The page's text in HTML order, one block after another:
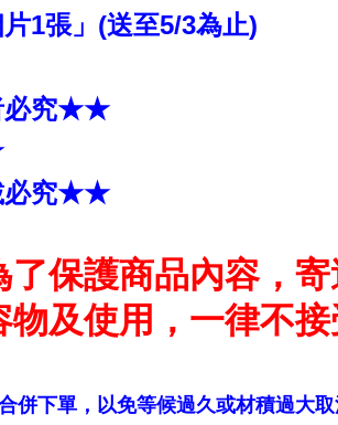
1張」(送至5/3為止)
必究★★
必究★★
保護商品內容，
及使用，一律不接
併下單，以免等候過久或材積過大